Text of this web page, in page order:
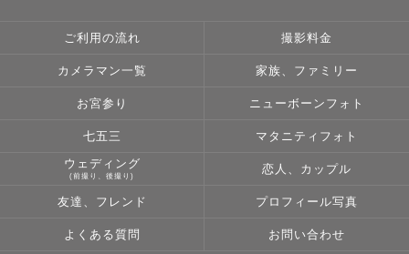
ずかしくなったりしますよね。
様の心に寄り添い撮影の体験からも写真からも愛の尊さを
改めて感じていただけるよう"ありのまま"を大切に撮影い
⚪︎対応エリアについて⚪︎
- 往復￥3,000 を超える地域は別途交通費のご負担をお願
- 東海を拠点に活動をしておりますが、交通費をご負担い
ご利用の流れ 撮影料金
カメラマン一覧 家族、ファミリー
お宮参り ニューボーンフォト
七五三 マタニティフォト
ウェディング
(前撮り、後撮り)
恋人、カップル
友達、フレンド プロフィール写真
よくある質問 お問い合わせ